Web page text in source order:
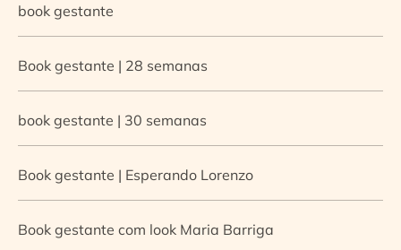
book gestante
Book gestante | 28 semanas
book gestante | 30 semanas
Book gestante | Esperando Lorenzo
Book gestante com look Maria Barriga